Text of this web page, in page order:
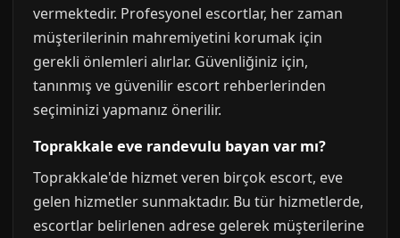
vermektedir. Profesyonel escortlar, her zaman
müşterilerinin mahremiyetini korumak için
gerekli önlemleri alırlar. Güvenliğiniz için,
tanınmış ve güvenilir escort rehberlerinden
seçiminizi yapmanız önerilir.
Toprakkale eve randevulu bayan var mı?
Toprakkale'de hizmet veren birçok escort, eve
gelen hizmetler sunmaktadır. Bu tür hizmetlerde,
escortlar belirlenen adrese gelerek müşterilerine